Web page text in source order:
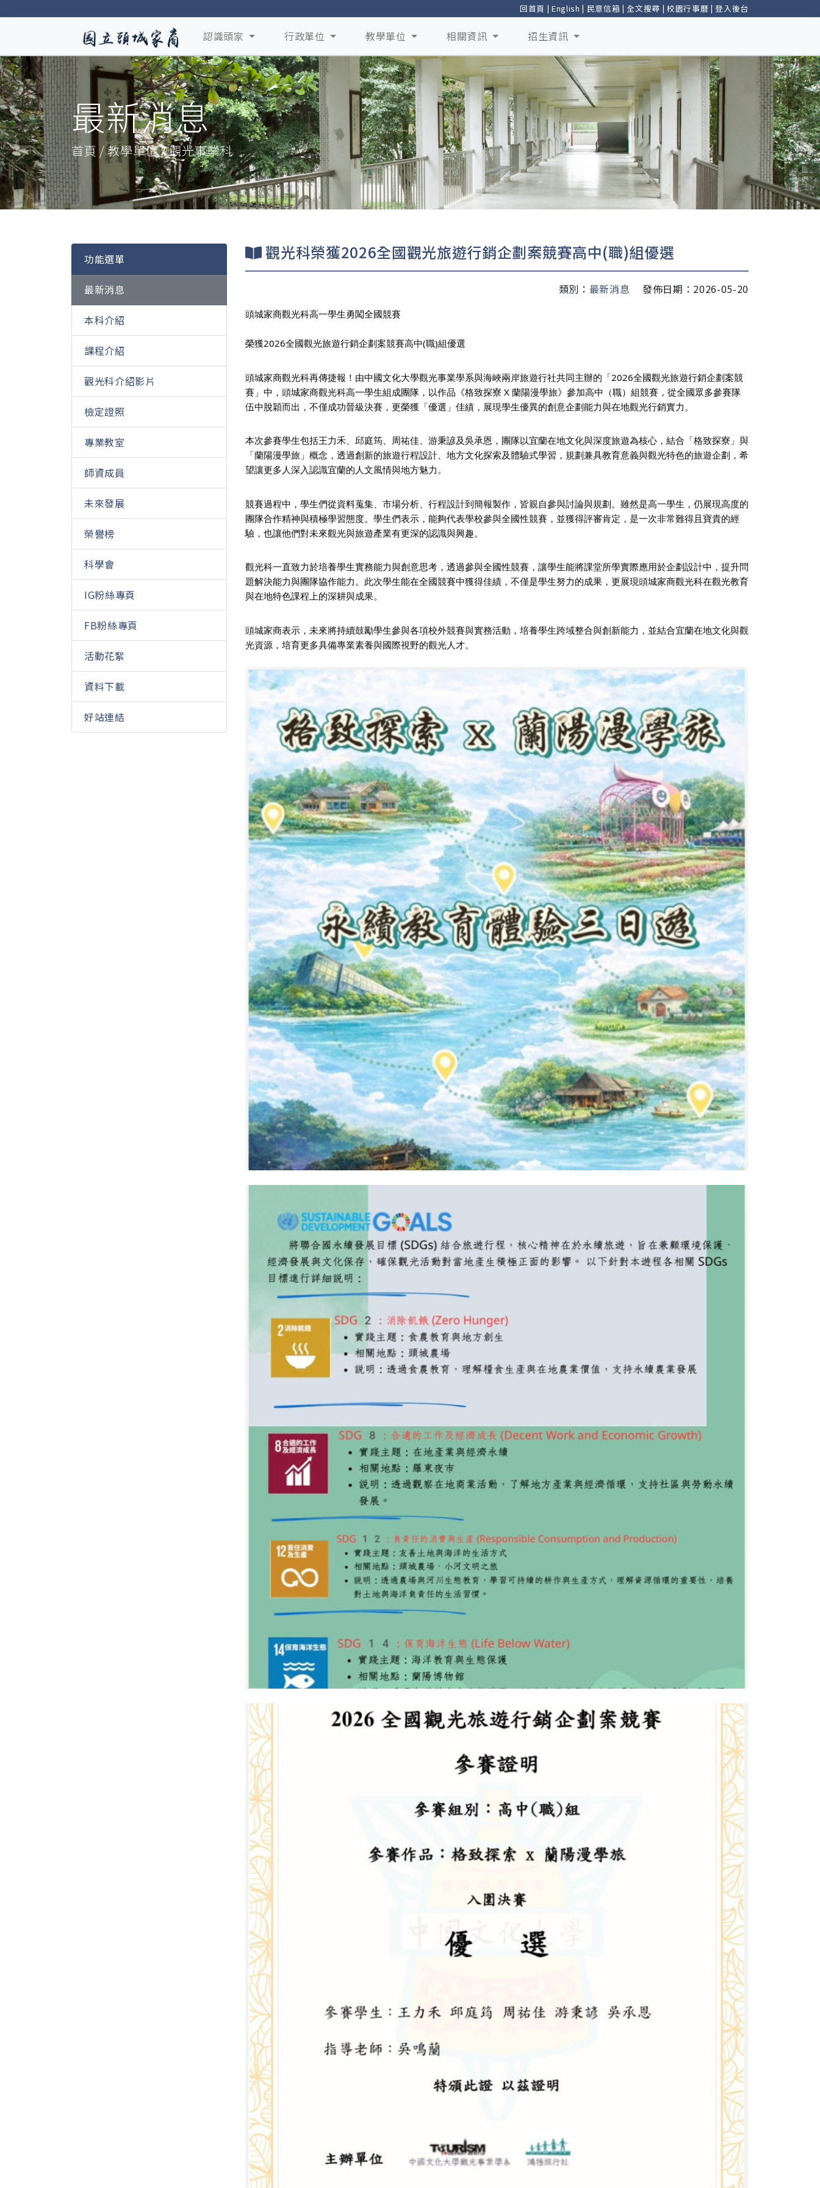
回首頁 | English | 民意信箱 |全文搜尋 | 校園行事曆 |登入後台
認識頭家 行政單位 教學單位 相關資訊 招生資訊
最新消息
首頁 / 教學單位 / 觀光事業科
功能選單
最新消息
本科介紹
課程介紹
觀光科介紹影片
檢定證照
專業教室
師資成員
未來發展
榮譽榜
科學會
IG粉絲專頁
FB粉絲專頁
活動花絮
資料下載
好站連結
觀光科榮獲2026全國觀光旅遊行銷企劃案競賽高中(職)組優選
類別： 最新消息 發佈日期：2026-05-20
頭城家商觀光科高一學生勇闖全國競賽
榮獲2026全國觀光旅遊行銷企劃案競賽高中(職)組優選
頭城家商觀光科再傳捷報！由中國文化大學觀光事業學系與海峽兩岸旅遊行社共同主辦的「2026全國觀光旅遊行銷企劃案競
賽」中，頭城家商觀光科高一學生組成團隊，以作品《格致探寮 X 蘭陽漫學旅》參加高中（職）組競賽，從全國眾多參賽隊
伍中脫穎而出，不僅成功晉級決賽，更榮獲「優選」佳績，展現學生優異的創意企劃能力與在地觀光行銷實力。
本次參賽學生包括王力禾、邱庭筠、周祐佳、游秉諺及吳承恩，團隊以宜蘭在地文化與深度旅遊為核心，結合「格致探寮」與
「蘭陽漫學旅」概念，透過創新的旅遊行程設計、地方文化探索及體驗式學習，規劃兼具教育意義與觀光特色的旅遊企劃，希
望讓更多人深入認識宜蘭的人文風情與地方魅力。
競賽過程中，學生們從資料蒐集、市場分析、行程設計到簡報製作，皆親自參與討論與規劃。雖然是高一學生，仍展現高度的
團隊合作精神與積極學習態度。學生們表示，能夠代表學校參與全國性競賽，並獲得評審肯定，是一次非常難得且寶貴的經
驗，也讓他們對未來觀光與旅遊產業有更深的認識與興趣。
觀光科一直致力於培養學生實務能力與創意思考，透過參與全國性競賽，讓學生能將課堂所學實際應用於企劃設計中，提升問
題解決能力與團隊協作能力。此次學生能在全國競賽中獲得佳績，不僅是學生努力的成果，更展現頭城家商觀光科在觀光教育
與在地特色課程上的深耕與成果。
頭城家商表示，未來將持續鼓勵學生參與各項校外競賽與實務活動，培養學生跨域整合與創新能力，並結合宜蘭在地文化與觀
光資源，培育更多具備專業素養與國際視野的觀光人才。